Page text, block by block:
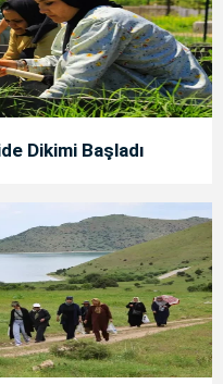
Dikimi Başladı